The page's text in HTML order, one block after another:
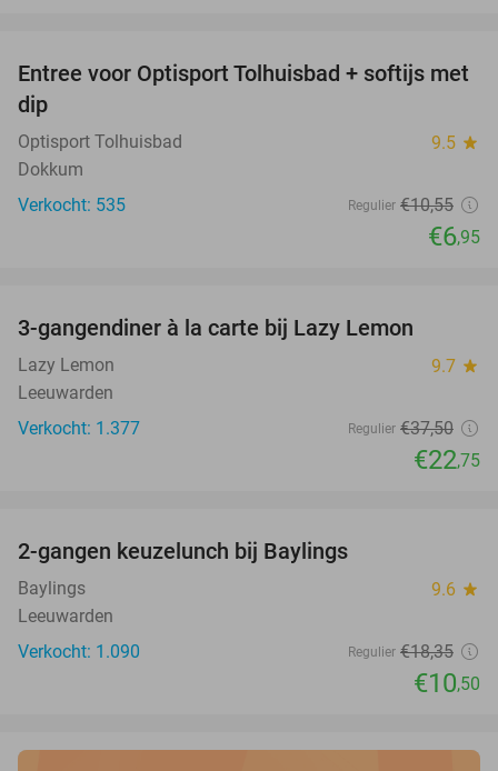
34%
Entree voor Optisport Tolhuisbad + softijs met
dip
Optisport Tolhuisbad 9.5 star
Dokkum
Verkocht: 535
Regulier €10,55
€6,95
3-gangendiner à la carte bij Lazy Lemon
Lazy Lemon 9.7 star
Leeuwarden
Verkocht: 1.377
Regulier €37,50
€22,75
2-gangen keuzelunch bij Baylings
Baylings 9.6 star
Leeuwarden
Verkocht: 1.090
Regulier €18,35
€10,50